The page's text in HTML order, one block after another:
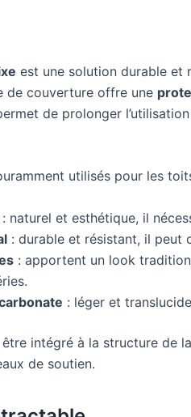
est une solution durable
de couverture offre une
de prolonger
utilisés pour les
: naturel et esthétique, il
: durable et résistant, il peut
: apportent un look
: léger et
intégré à la structure de
de soutien.